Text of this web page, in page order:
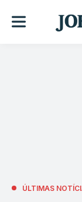
ÚLTIMAS